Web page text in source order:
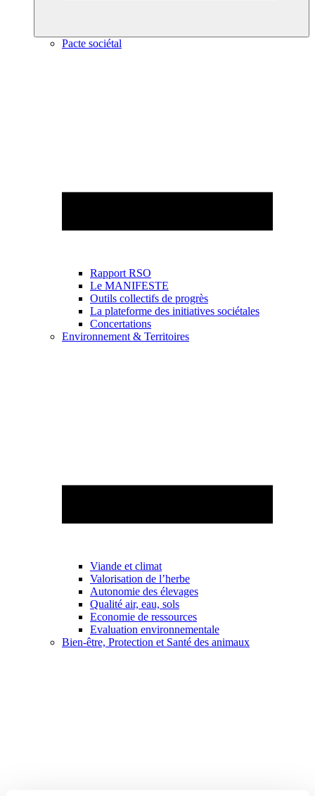
Pacte sociétal
Rapport RSO
Le MANIFESTE
Outils collectifs de progrès
La plateforme des initiatives sociétales
Concertations
Environnement & Territoires
Viande et climat
Valorisation de l’herbe
Autonomie des élevages
Qualité air, eau, sols
Economie de ressources
Evaluation environnementale
Bien-être, Protection et Santé des animaux